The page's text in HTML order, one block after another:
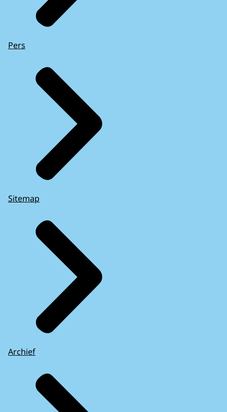
Pers
Sitemap
Archief